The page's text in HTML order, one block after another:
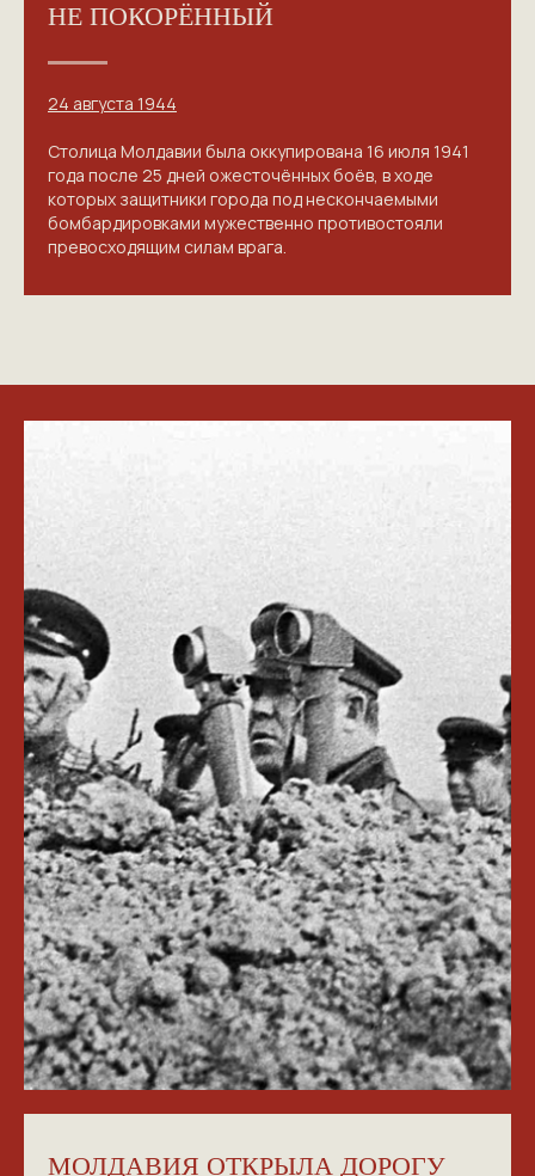
НЕ ПОКОРЁННЫЙ
24 августа 1944
Столица Молдавии была оккупирована 16 июля 1941
года после 25 дней ожесточённых боёв, в ходе
которых защитники города под нескончаемыми
бомбардировками мужественно противостояли
превосходящим силам врага.
МОЛДАВИЯ ОТКРЫЛА ДОРОГУ